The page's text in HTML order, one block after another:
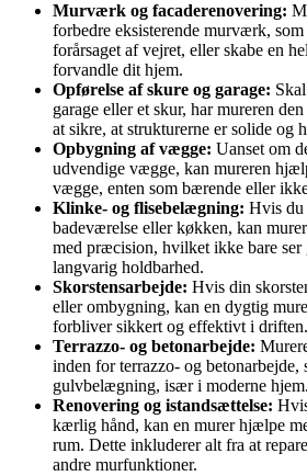
Murværk og facaderenovering:
forbedre eksisterende murværk,
forårsaget af vejret, eller skabe en
forvandle dit hjem.
Opførelse af skure og garage:
garage eller et skur, har mureren
at sikre, at strukturerne er solide og
Opbygning af vægge: Uanset om
udvendige vægge, kan mureren
vægge, enten som bærende eller
Klinke- og flisebelægning: Hvis du
badeværelse eller køkken, kan
med præcision, hvilket ikke bare ser
langvarig holdbarhed.
Skorstensarbejde: Hvis din
eller ombygning, kan en dygtig
forbliver sikkert og effektivt i driften.
Terrazzo- og betonarbejde:
inden for terrazzo- og
gulvbelægning, især i moderne hjem.
Renovering og istandsættelse:
kærlig hånd, kan en murer hjælpe
rum. Dette inkluderer alt fra at
andre murfunktioner.